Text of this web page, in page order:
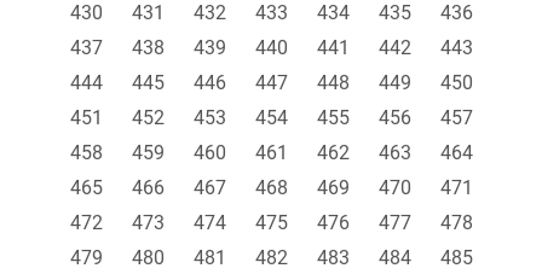
430
431 432 433 434 435
436
437
438 439 440 441 442
443
444
445 446 447 448 449
450
451
452 453 454 455 456
457
458
459 460 461 462 463
464
465
466 467 468 469 470
471
472
473 474 475 476 477
478
479
480 481 482 483 484
485